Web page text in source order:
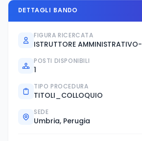
DETTAGLI BANDO
FIGURA RICERCATA
ISTRUTTORE
POSTI DISPONIBILI
1
TIPO PROCEDURA
TITOLI_COLLOQUIO
SEDE
Umbria, Perugia